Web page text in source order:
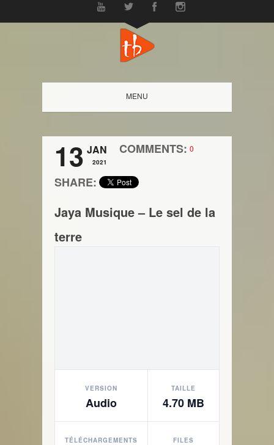
MENU
13 JAN
2021
COMMENTS: 0
SHARE:
Jaya Musique – Le sel de la
terre
VERSION
Audio
TAILLE
4.70 MB
TÉLÉCHARGEMENTS FILES